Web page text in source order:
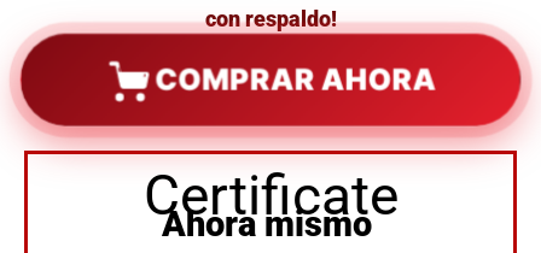
con respaldo!
COMPRAR AHORA
Certificate
Ahora mismo